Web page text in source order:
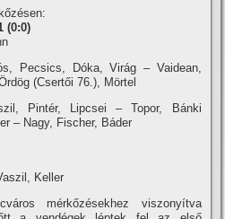
(0:0)
Pecsics, Dóka, Virág – Vaidean,
(Csertői 76.), Mörtel
Pintér, Lipcsei – Topor, Bánki
– Nagy, Fischer, Báder
Keller
mérkőzésekhez viszonyí­tva